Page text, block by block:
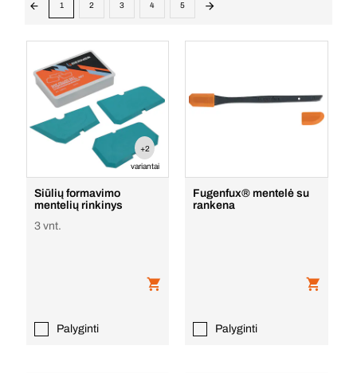
1 2 3 4 5
+2
variantai
Siūlių formavimo
mentelių rinkinys
3 vnt.
Palyginti
Fugenfux® mentelė su
rankena
Palyginti